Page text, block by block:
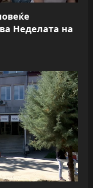
Неделата на